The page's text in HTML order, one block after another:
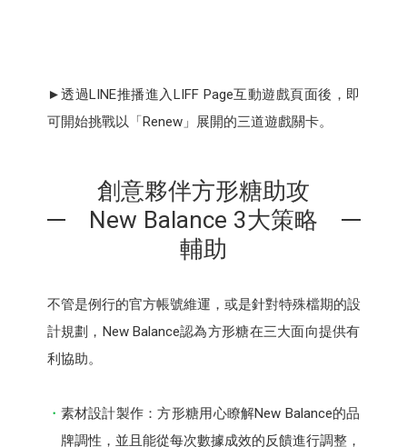
►透過LINE推播進入LIFF Page互動遊戲頁面後，即
可開始挑戰以「Renew」展開的三道遊戲關卡。
創意夥伴方形糖助攻
New Balance 3大策略
輔助
不管是例行的官方帳號維運，或是針對特殊檔期的設
計規劃，New Balance認為方形糖在三大面向提供有
利協助。
素材設計製作：方形糖用心瞭解New Balance的品
牌調性，並且能從每次數據成效的反饋進行調整，